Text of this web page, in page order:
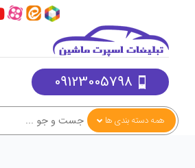
09123005798
همه دسته بندی ها